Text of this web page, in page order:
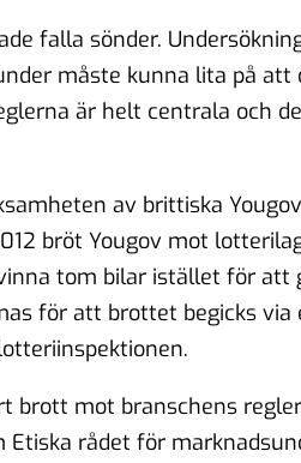
falla sönder.
måste kunna lita på att
är helt centrala och
av brittiska Yougov
bröt Yougov mot
tom bilar istället för att
för att brottet begicks
mot branschens
Etiska rådet för